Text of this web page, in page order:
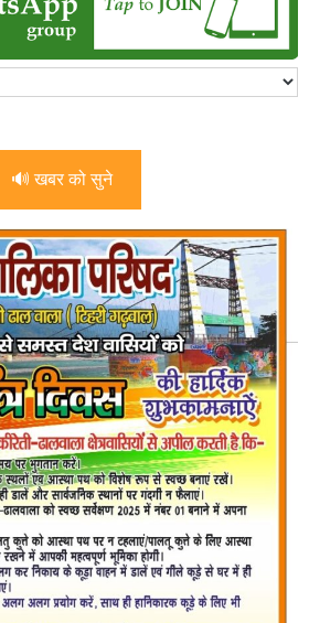
🔊 खबर को सुने